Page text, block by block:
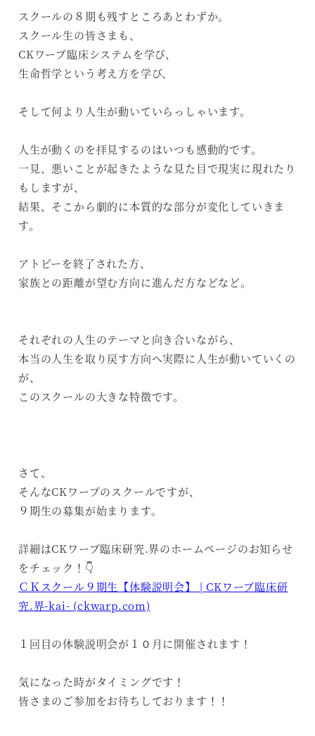
スクールの８期も残すところあとわずか。
スクール生の皆さまも、
CKワープ臨床システムを学び、
生命哲学という考え方を学び、
そして何より人生が動いていらっしゃいます。
人生が動くのを拝見するのはいつも感動的です。
一見、悪いことが起きたような見た目で現実に現れたり
もしますが、
結果、そこから劇的に本質的な部分が変化していきま
す。
アトピーを終了された方、
家族との距離が望む方向に進んだ方などなど。
それぞれの人生のテーマと向き合いながら、
本当の人生を取り戻す方向へ実際に人生が動いていくの
が、
このスクールの大きな特徴です。
さて、
そんなCKワープのスクールですが、
９期生の募集が始まります。
詳細はCKワープ臨床研究.界のホームページのお知らせ
をチェック！👇
ＣＫスクール９期生【体験説明会】 | CKワープ臨床研
究.界-kai- (ckwarp.com)
１回目の体験説明会が１０月に開催されます！
気になった時がタイミングです！
皆さまのご参加をお待ちしております！！